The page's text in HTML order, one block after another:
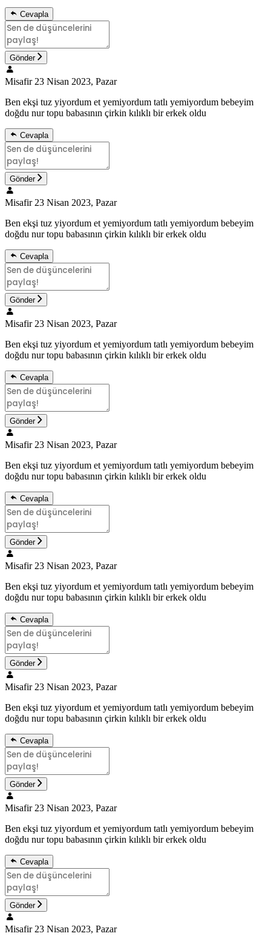
Cevapla
Gönder
Misafir 23 Nisan 2023, Pazar
Ben ekşi tuz yiyordum et yemiyordum tatlı yemiyordum bebeyim
doğdu nur topu babasının çirkin kılıklı bir erkek oldu
Cevapla
Gönder
Misafir 23 Nisan 2023, Pazar
Ben ekşi tuz yiyordum et yemiyordum tatlı yemiyordum bebeyim
doğdu nur topu babasının çirkin kılıklı bir erkek oldu
Cevapla
Gönder
Misafir 23 Nisan 2023, Pazar
Ben ekşi tuz yiyordum et yemiyordum tatlı yemiyordum bebeyim
doğdu nur topu babasının çirkin kılıklı bir erkek oldu
Cevapla
Gönder
Misafir 23 Nisan 2023, Pazar
Ben ekşi tuz yiyordum et yemiyordum tatlı yemiyordum bebeyim
doğdu nur topu babasının çirkin kılıklı bir erkek oldu
Cevapla
Gönder
Misafir 23 Nisan 2023, Pazar
Ben ekşi tuz yiyordum et yemiyordum tatlı yemiyordum bebeyim
doğdu nur topu babasının çirkin kılıklı bir erkek oldu
Cevapla
Gönder
Misafir 23 Nisan 2023, Pazar
Ben ekşi tuz yiyordum et yemiyordum tatlı yemiyordum bebeyim
doğdu nur topu babasının çirkin kılıklı bir erkek oldu
Cevapla
Gönder
Misafir 23 Nisan 2023, Pazar
Ben ekşi tuz yiyordum et yemiyordum tatlı yemiyordum bebeyim
doğdu nur topu babasının çirkin kılıklı bir erkek oldu
Cevapla
Gönder
Misafir 23 Nisan 2023, Pazar